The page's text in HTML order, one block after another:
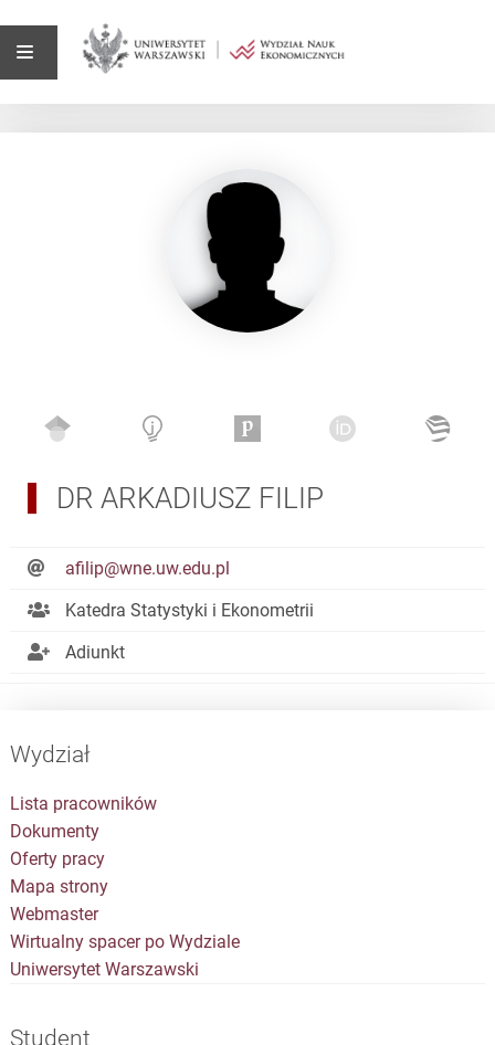
DR ARKADIUSZ FILIP
afilip@wne.uw.edu.pl
Katedra Statystyki i Ekonometrii
Adiunkt
Wydział
Lista pracowników
Dokumenty
Oferty pracy
Mapa strony
Webmaster
Wirtualny spacer po Wydziale
Uniwersytet Warszawski
Student